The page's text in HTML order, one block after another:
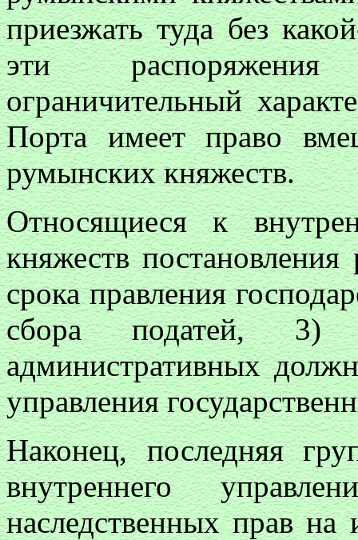
приезжать туда без
эти распоряжения
ограничительный
Порта имеет право
румынских княжеств.
Относящиеся к
княжеств
срока правления
сбора податей,
административных
управления
Наконец, последняя
внутреннего
наследственных прав